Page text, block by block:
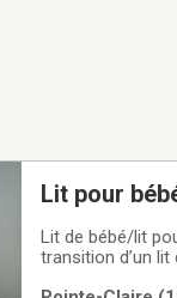
Lit pour
Lit de bébé/lit
transition d’un